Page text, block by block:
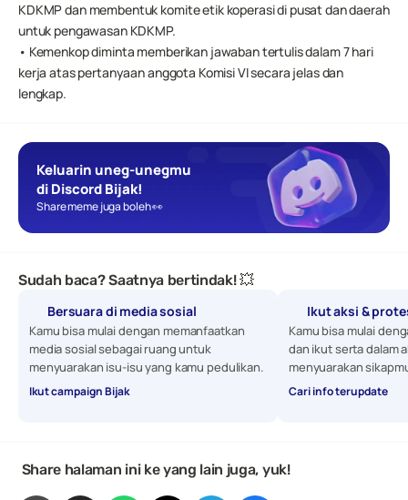
KDKMP dan membentuk komite etik koperasi di pusat dan daerah
untuk pengawasan KDKMP.
• Kemenkop diminta memberikan jawaban tertulis dalam 7 hari
kerja atas pertanyaan anggota Komisi VI secara jelas dan
lengkap.
Keluarin uneg-unegmu
di Discord Bijak!
Share meme juga boleh 👀
Sudah baca? Saatnya bertindak! 💥
Bersuara di media sosial
Kamu bisa mulai dengan memanfaatkan
media sosial sebagai ruang untuk
menyuarakan isu-isu yang kamu pedulikan.
Ikut campaign Bijak
Ikut aksi &
Kamu bisa mulai
dan ikut serta dalam
menyuarakan
Cari info terupdate
Share halaman ini ke yang lain juga, yuk!